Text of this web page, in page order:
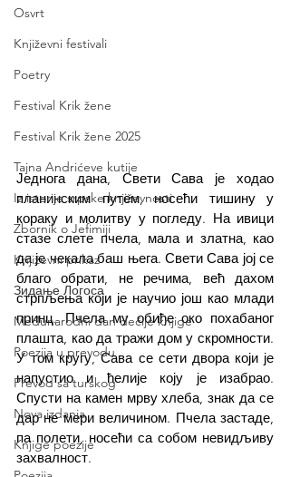
Osvrt
Književni festivali
Poetry
Festival Krik žene
Festival Krik žene 2025
Tajna Andrićeve kutije
Iz istorije srpske književnosti
Zbornik o Jefimiji
Književni prikaz
Зидање Логоса
Međunarodni dan dečije knjige
Poezija u prevodu
Prevod sa turskog
Nova izdanja
Knjige poezije
Једнога дана, Свети Сава је ходао
планинским путем, носећи тишину у
кораку и молитву у погледу. На ивици
стазе слете пчела, мала и златна, као
да је чекала баш њега. Свети Сава јој се
благо обрати, не речима, већ дахом
стрпљења који је научио још као млади
принц. Пчела му обиђе око похабаног
плашта, као да тражи дом у скромности.
У том кругу, Сава се сети двора који је
напустио и ћелије коју је изабрао.
Спусти на камен мрву хлеба, знак да се
дар не мери величином. Пчела застаде,
па полети, носећи са собом невидљиву
захвалност.